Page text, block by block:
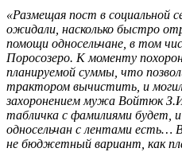
«Размещая пост в
ожидали, насколько быстро
помощи односельчане, в том
Поросозеро. К моменту
планируемой суммы, что
трактором вычистить, и
захоронением мужа Войтюк
табличка с фамилиями будет,
односельчан с лентами есть…
не бюджетный вариант, как